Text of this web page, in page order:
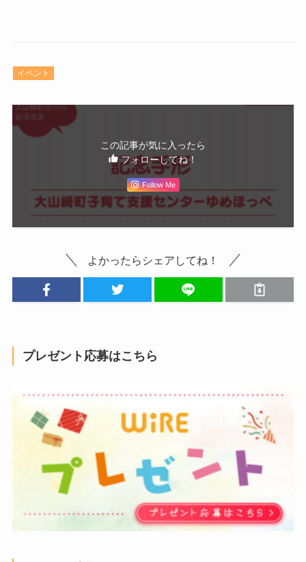
イベント
この記事が気に入ったら
フォローしてね！
Follow Me
よかったらシェアしてね！
プレゼント応募はこちら